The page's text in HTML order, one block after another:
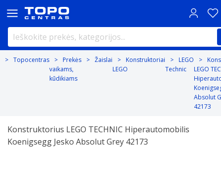
Topocentras
Prekės
vaikams,
kūdikiams
Žaislai
Konstruktoriai
LEGO
LEGO
Technic
LEGO
Absolut
42173
Konstruktorius LEGO TECHNIC Hiperautomobilis
Koenigsegg Jesko Absolut Grey 42173